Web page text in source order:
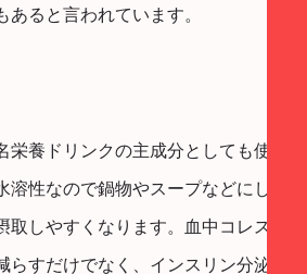
ると言われています。
栄養ドリンクの主成分としても使わ
性なので鍋物やスープなどにしじ
しやすくなります。血中コレステ
らすだけでなく、インスリン分泌を